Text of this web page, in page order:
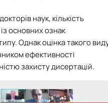
наук, кількість
основних ознак
Однак оцінка такого
ефективності
захисту дисертацій.